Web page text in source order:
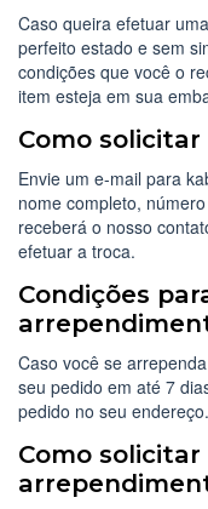
Caso queira efetuar
perfeito estado e sem
condições que você o
item esteja em sua
Como
Envie um e-mail para
nome completo,
receberá o nosso
efetuar a troca.
Condições
Caso você se
seu pedido em até 7
pedido no seu endereço.
Como